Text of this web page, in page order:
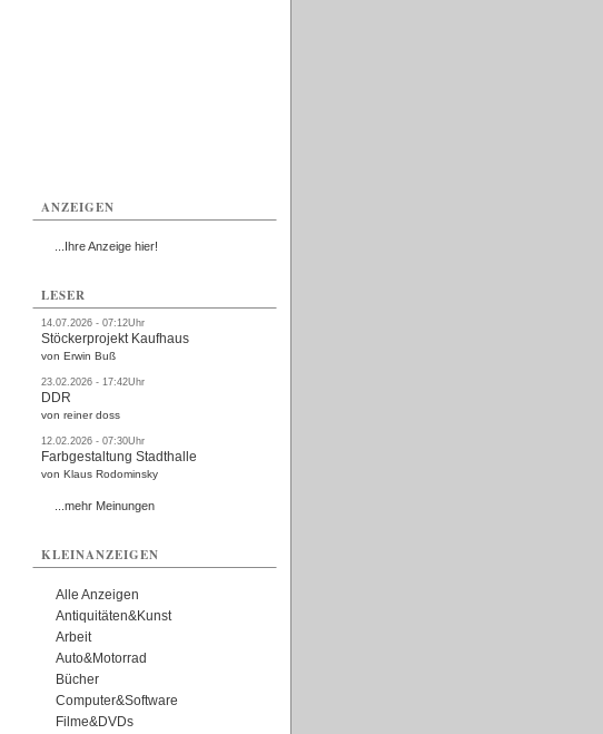
ANZEIGEN
...Ihre Anzeige hier!
LESER
14.07.2026 - 07:12Uhr
Stöckerprojekt Kaufhaus
von Erwin Buß
23.02.2026 - 17:42Uhr
DDR
von reiner doss
12.02.2026 - 07:30Uhr
Farbgestaltung Stadthalle
von Klaus Rodominsky
...mehr Meinungen
KLEINANZEIGEN
Alle Anzeigen
Antiquitäten&Kunst
Arbeit
Auto&Motorrad
Bücher
Computer&Software
Filme&DVDs